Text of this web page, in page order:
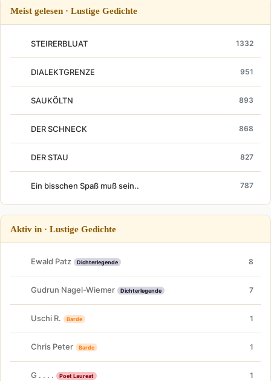
Meist gelesen · Lustige Gedichte
STEIRERBLUAT 1332
DIALEKTGRENZE 951
SAUKÖLTN 893
DER SCHNECK 868
DER STAU 827
Ein bisschen Spaß muß sein.. 787
Aktiv in · Lustige Gedichte
Ewald Patz Dichterlegende 8
Gudrun Nagel-Wiemer Dichterlegende 7
Uschi R. Barde 1
Chris Peter Barde 1
G . . . . Poet Laureat 1